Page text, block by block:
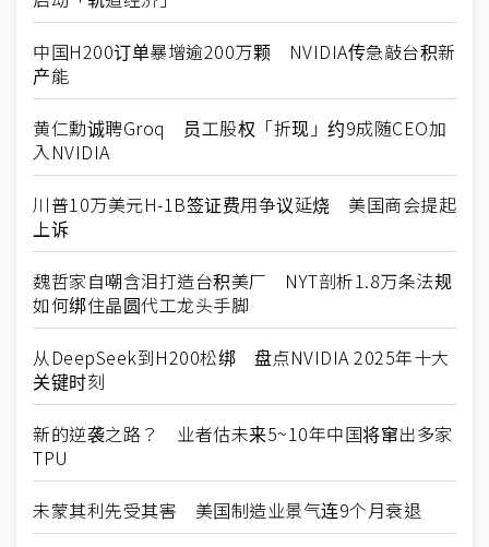
中国H200订单暴增逾200万颗 NVIDIA传急敲台积新
产能
黄仁勳诚聘Groq 员工股权「折现」约9成随CEO加
入NVIDIA
川普10万美元H-1B签证费用争议延烧 美国商会提起
上诉
魏哲家自嘲含泪打造台积美厂 NYT剖析1.8万条法规
如何绑住晶圆代工龙头手脚
从DeepSeek到H200松绑 盘点NVIDIA 2025年十大
关键时刻
新的逆袭之路？ 业者估未来5~10年中国将窜出多家
TPU
未蒙其利先受其害 美国制造业景气连9个月衰退